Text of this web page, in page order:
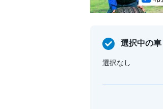
選択中の車
選択なし